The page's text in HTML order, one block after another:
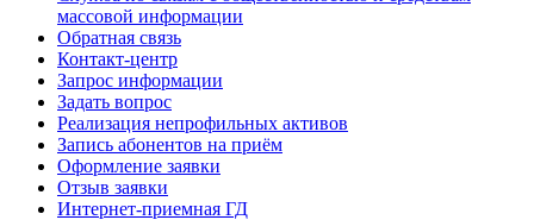
массовой информации
Обратная связь
Контакт-центр
Запрос информации
Задать вопрос
Реализация непрофильных активов
Запись абонентов на приём
Оформление заявки
Отзыв заявки
Интернет-приемная ГД